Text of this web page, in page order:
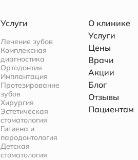
Услуги
Лечение зубов
Комплексная
диагностика
Ортодонтия
Имплантация
Протезирование
зубов
Хирургия
Эстетическая
стоматология
Гигиена и
пародонтология
Детская
стоматология
О клинике
Услуги
Цены
Врачи
Акции
Блог
Отзывы
Пациентам